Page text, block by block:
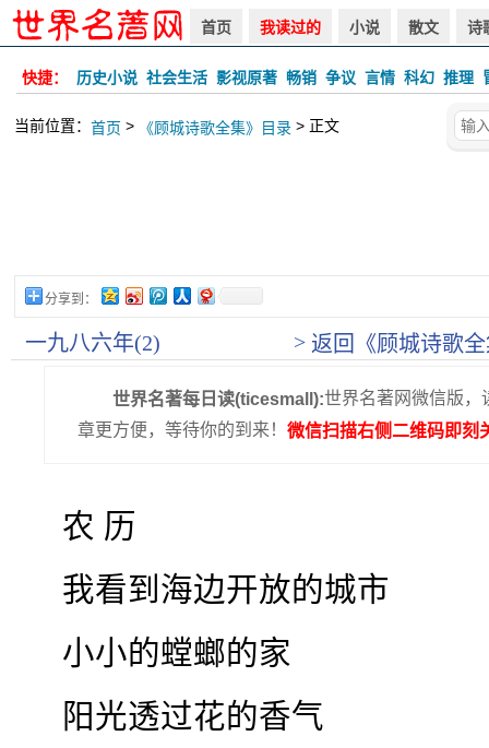
首页 我读过的 小说 散文 诗
快捷： 历史小说 社会生活 影视原著 畅销 争议 言情 科幻 推理
当前位置： 首页 > 《顾城诗歌全集》目录 > 正文
分享到：
一九八六年(2) > 返回《顾城诗歌
世界名著每日读(ticesmall):世界名著网微信版，
章更方便，等待你的到来！ 微信扫描右侧二维码即刻
农 历
我看到海边开放的城市
小小的螳螂的家
阳光透过花的香气